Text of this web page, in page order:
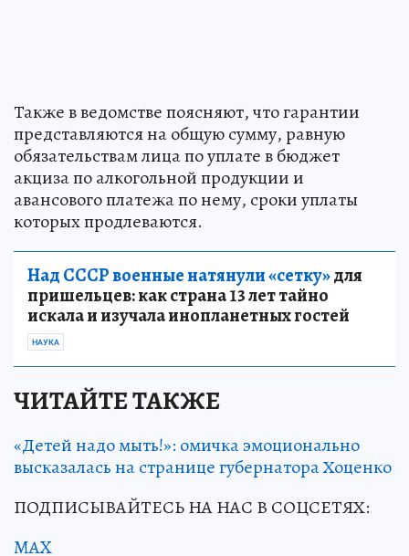
Также в ведомстве поясняют, что гарантии
представляются на общую сумму, равную
обязательствам лица по уплате в бюджет
акциза по алкогольной продукции и
авансового платежа по нему, сроки уплаты
которых продлеваются.
Над СССР военные натянули «сетку»для
пришельцев: как страна 13 лет тайно
искала и изучала инопланетных гостей
НАУКА
ЧИТАЙТЕ ТАКЖЕ
«Детей надо мыть!»: омичка эмоционально
высказалась на странице губернатора Хоценко
ПОДПИСЫВАЙТЕСЬ НА НАС В СОЦСЕТЯХ:
MAX